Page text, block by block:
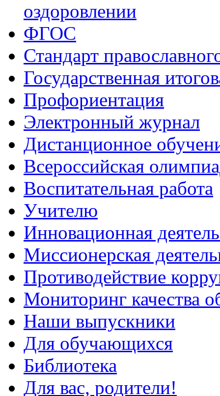
оздоровлении
ФГОС
Стандарт
Государственная
Профориентация
Электронный журнал
Дистанционное
Всероcсийская
Воспитательная работа
Учителю
Инновационная
Миссионерская
Противодействие
Мониторинг качества
Наши выпускники
Для обучающихся
Библиотека
Для вас, родители!